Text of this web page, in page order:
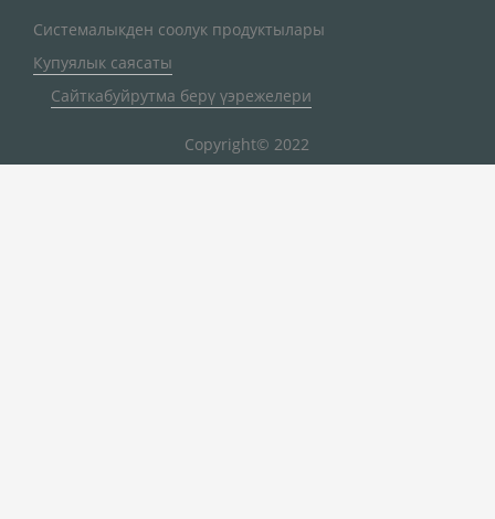
Системалыкден соолук продуктылары
Купуялык саясаты
Сайткабуйрутма берү үэрежелери
Copyright© 2022